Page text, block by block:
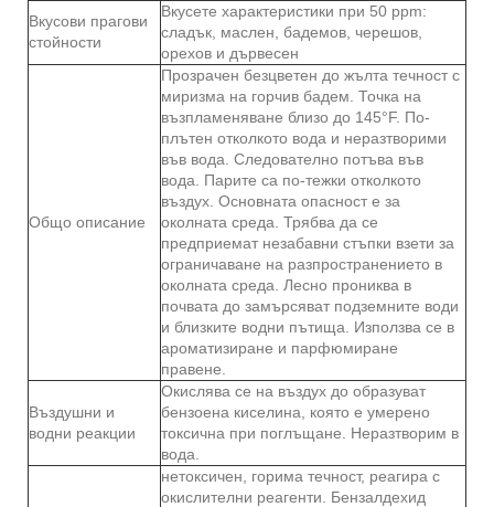
Вкусови прагови
стойности
Вкусете характеристики при 50 ppm:
сладък, маслен, бадемов, черешов,
орехов и дървесен
Общо описание
Прозрачен безцветен до жълта течност с
миризма на горчив бадем. Точка на
възпламеняване близо до 145°F. По-
плътен отколкото вода и неразтворими
във вода. Следователно потъва във
вода. Парите са по-тежки отколкото
въздух. Основната опасност е за
околната среда. Трябва да се
предприемат незабавни стъпки взети за
ограничаване на разпространението в
околната среда. Лесно прониква в
почвата до замърсяват подземните води
и близките водни пътища. Използва се в
ароматизиране и парфюмиране
правене.
Въздушни и
водни реакции
Окислява се на въздух до образуват
бензоена киселина, която е умерено
токсична при поглъщане. Неразтворим в
вода.
нетоксичен, горима течност, реагира с
окислителни реагенти. Бензалдехид